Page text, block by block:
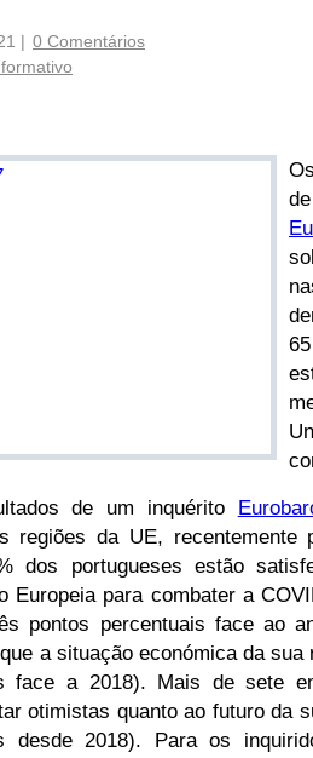
| 0 Comentários
de um inquérito
regiões da UE, recentemente
dos portugueses estão
Europeia para combater a
pontos percentuais face ao
a situação económica da
face a 2018). Mais de sete
otimistas quanto ao futuro da
desde 2018). Para os